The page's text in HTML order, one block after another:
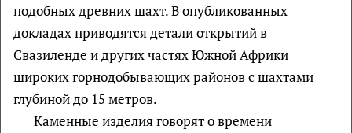
подобных древних шахт. В опубликованных
докладах приводятся детали открытий в
Свазиленде и других частях Южной Африки
широких горнодобывающих районов с шахтами
глубиной до 15 метров.
Каменные изделия говорят о времени